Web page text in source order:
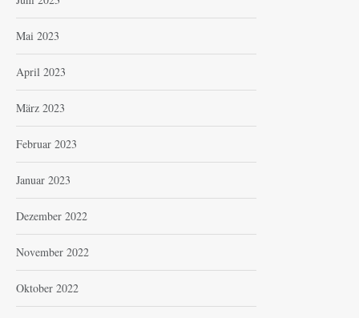
Mai 2023
April 2023
März 2023
Februar 2023
Januar 2023
Dezember 2022
November 2022
Oktober 2022